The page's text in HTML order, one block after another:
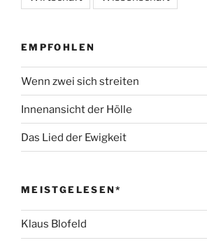
EMPFOHLEN
Wenn zwei sich streiten
Innenansicht der Hölle
Das Lied der Ewigkeit
MEISTGELESEN*
Klaus Blofeld